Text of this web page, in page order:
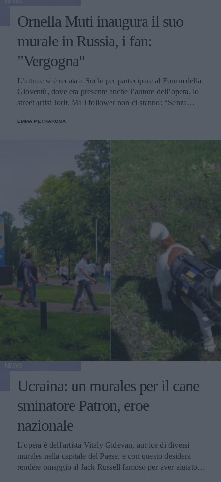
Ornella Muti inaugura il suo
murale in Russia, i fan:
"Vergogna"
L’attrice si è recata a Sochi per partecipare al Forum della
Gioventù, dove era presente anche l’autore dell’opera, lo
street artist Jorit. Ma i follower non ci stanno: “Senza
EMMA PIETRAROSA
Ucraina: un murales per il cane
sminatore Patron, eroe
nazionale
L'opera è dell'artista Vitaly Gidevan, autrice di diversi
murales nella capitale del Paese, e con questo desidera
rendere omaggio al Jack Russell famoso per aver aiutato i